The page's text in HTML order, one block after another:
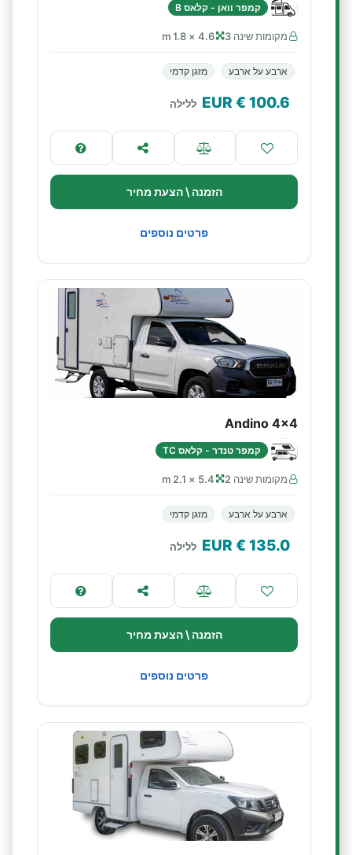
קמפר וואן - קלאס B
מקומות שינה 3 4.6 × 1.8 m
ארבע על ארבע מזגן קדמי
100.6
€ EUR ללילה
הזמנה \ הצעת מחיר
פרטים נוספים
Andino 4x4
קמפר טנדר - קלאס TC
מקומות שינה 2 5.4 × 2.1 m
ארבע על ארבע מזגן קדמי
135.0
€ EUR ללילה
הזמנה \ הצעת מחיר
פרטים נוספים